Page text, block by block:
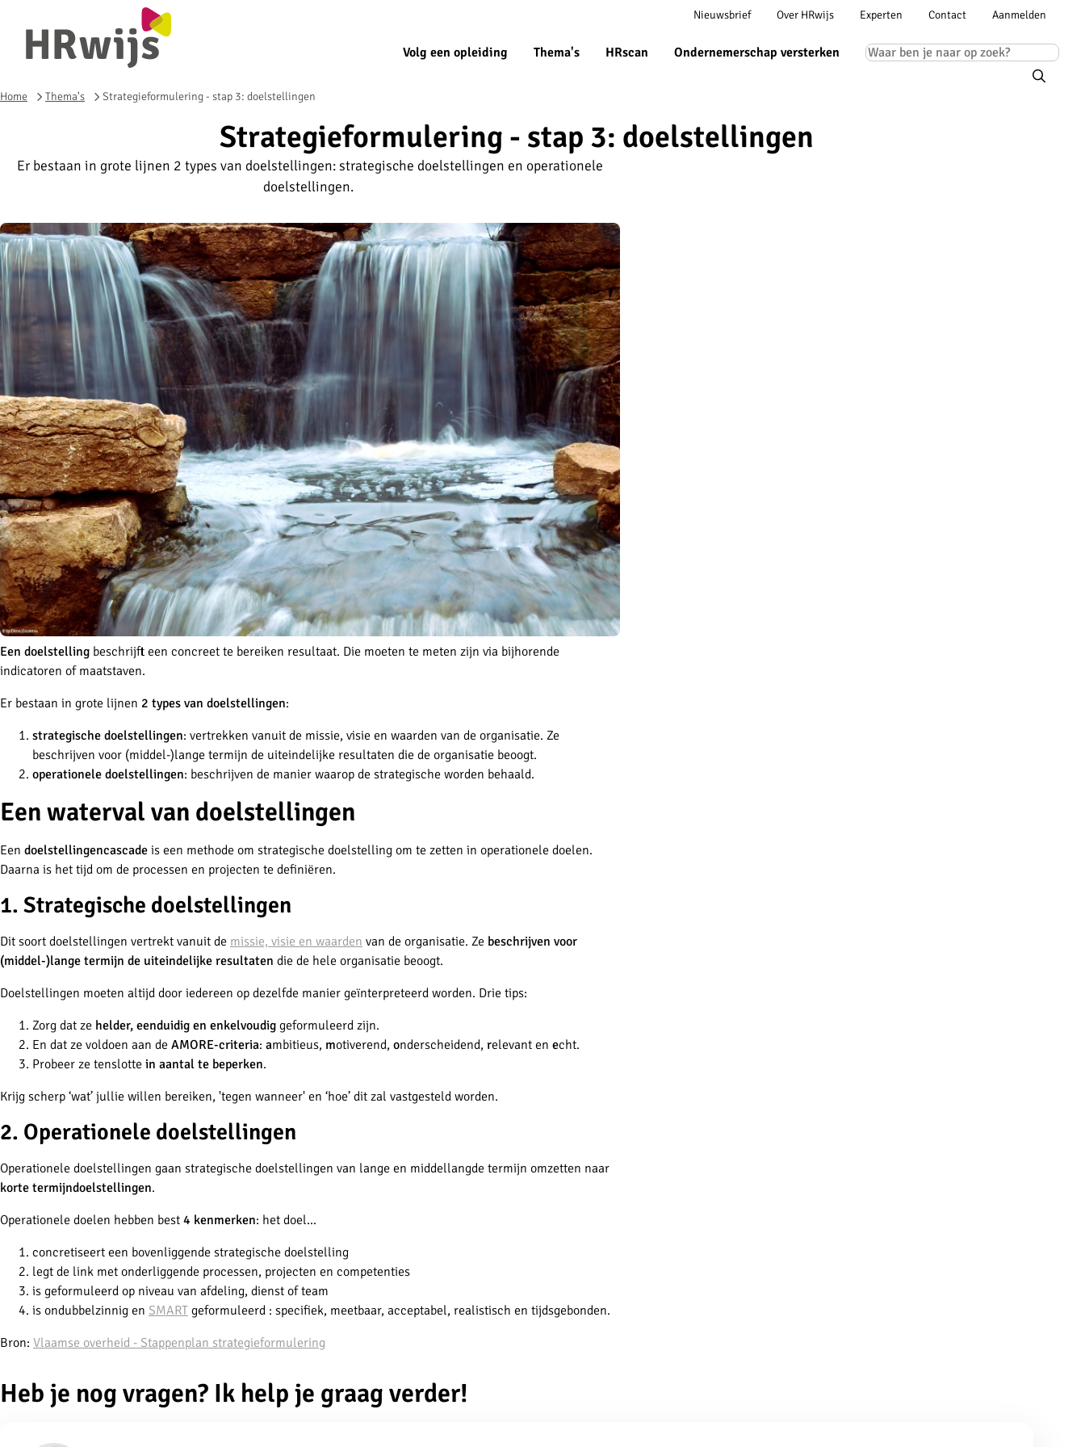
navigation
Volg een opleiding Thema's HRscan Ondernemerschap versterken
Meta
Nieuwsbrief Over HRwijs Experten Contact
Account
Aanmelden
Home Thema's Strategieformulering - stap 3: doelstellingen
Strategieformulering - stap 3: doelstellingen
Er bestaan in grote lijnen 2 types van doelstellingen: strategische doelstellingen en operationele
doelstellingen.
Een doelstelling beschrijft een concreet te bereiken resultaat. Die moeten te meten zijn via bijhorende
indicatoren of maatstaven.
Er bestaan in grote lijnen 2 types van doelstellingen:
strategische doelstellingen: vertrekken vanuit de missie, visie en waarden van de organisatie. Ze
beschrijven voor (middel-)lange termijn de uiteindelijke resultaten die de organisatie beoogt.
operationele doelstellingen: beschrijven de manier waarop de strategische worden behaald.
Een waterval van doelstellingen
Een doelstellingencascade is een methode om strategische doelstelling om te zetten in operationele doelen.
Daarna is het tijd om de processen en projecten te definiëren.
1. Strategische doelstellingen
Dit soort doelstellingen vertrekt vanuit de missie, visie en waarden van de organisatie. Ze beschrijven voor
(middel-)lange termijn de uiteindelijke resultaten die de hele organisatie beoogt.
Doelstellingen moeten altijd door iedereen op dezelfde manier geïnterpreteerd worden. Drie tips:
Zorg dat ze helder, eenduidig en enkelvoudig geformuleerd zijn.
En dat ze voldoen aan de AMORE-criteria: ambitieus, motiverend, onderscheidend, relevant en echt.
Probeer ze tenslotte in aantal te beperken.
Krijg scherp ‘wat’ jullie willen bereiken, 'tegen wanneer' en ‘hoe’ dit zal vastgesteld worden.
2. Operationele doelstellingen
Operationele doelstellingen gaan strategische doelstellingen van lange en middellangde termijn omzetten naar
korte termijndoelstellingen.
Operationele doelen hebben best 4 kenmerken: het doel...
concretiseert een bovenliggende strategische doelstelling
legt de link met onderliggende processen, projecten en competenties
is geformuleerd op niveau van afdeling, dienst of team
is ondubbelzinnig en SMART geformuleerd : specifiek, meetbaar, acceptabel, realistisch en tijdsgebonden.
Bron: Vlaamse overheid - Stappenplan strategieformulering
Heb je nog vragen? Ik help je graag verder!